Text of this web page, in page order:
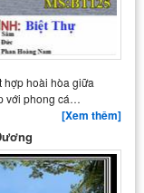
hợp hoài hòa giữa
với phong cá…
[Xem thêm]